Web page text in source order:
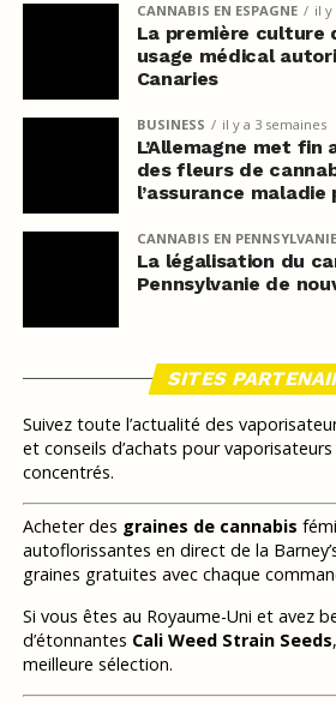
CANNABIS EN ESPAGNE il y
La première culture
usage médical
Canaries
BUSINESS il y a 3 semaines
L’Allemagne met fin
des fleurs de
l’assurance maladie
CANNABIS EN PENNSYLVANIE
La légalisation du
Pennsylvanie de
SITES
Suivez toute l’actualité des
et conseils d’achats pour
concentrés.
Acheter des graines de cannabis
autoflorissantes en direct de la
graines gratuites avec chaque
Si vous êtes au Royaume-Uni et avez
d’étonnantes Cali Weed Strain Seeds
meilleure sélection.